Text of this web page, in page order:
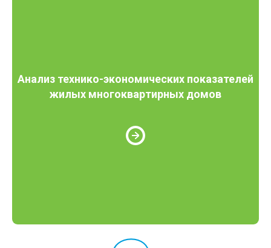
Анализ технико-экономических показателей
жилых многоквартирных домов